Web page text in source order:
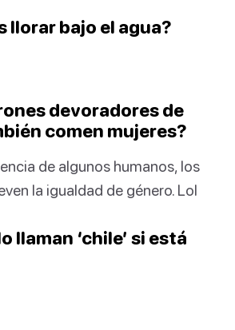
llorar bajo el agua?
devoradores de
comen mujeres?
de algunos humanos, los
la igualdad de género. Lol
llaman ‘chile’ si está